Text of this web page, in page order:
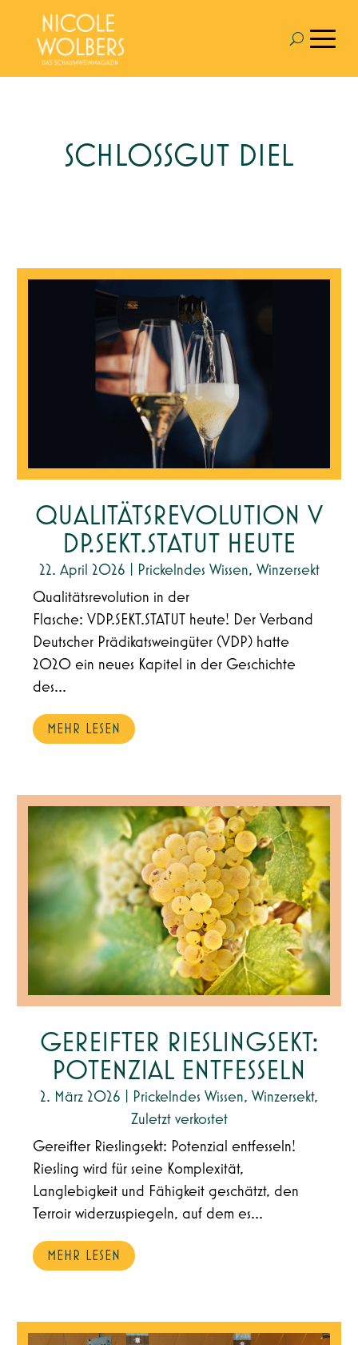
SCHLOSSGUT DIEL
QUALITÄTSREVOLUTION V
DP.SEKT.STATUT HEUTE
22. April 2026 Prickelndes Wissen, Winzersekt
Qualitätsrevolution in der
Flasche: VDP.SEKT.STATUT heute! Der Verband
Deutscher Prädikatsweingüter (VDP) hatte
2020 ein neues Kapitel in der Geschichte
des...
MEHR LESEN
GEREIFTER RIESLINGSEKT:
POTENZIAL ENTFESSELN
2. März 2026 Prickelndes Wissen, Winzersekt,
Zuletzt verkostet
Gereifter Rieslingsekt: Potenzial entfesseln!
Riesling wird für seine Komplexität,
Langlebigkeit und Fähigkeit geschätzt, den
Terroir widerzuspiegeln, auf dem es...
MEHR LESEN